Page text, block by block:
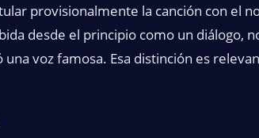
provisionalmente la canción con el
desde el principio como un diálogo,
una voz famosa. Esa distinción es